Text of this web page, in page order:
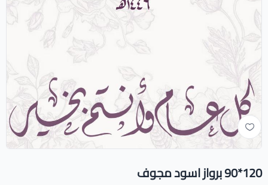
120*90 برواز اسود مجوف